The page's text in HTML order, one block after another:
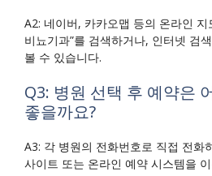
A2: 네이버, 카카오맵 등의 온라인 지
비뇨기과”를 검색하거나, 인터넷 검
볼 수 있습니다.
Q3: 병원 선택 후 예약은
좋을까요?
A3: 각 병원의 전화번호로 직접 전화
사이트 또는 온라인 예약 시스템을